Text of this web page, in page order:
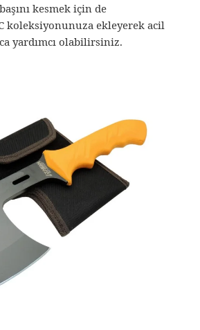
kesmek için de
koleksiyonunuza ekleyerek acil
yardımcı olabilirsiniz.